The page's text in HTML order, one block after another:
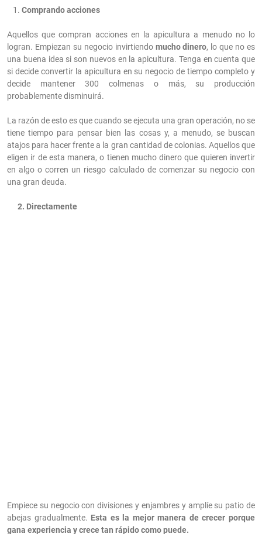
Comprando acciones
Aquellos que compran acciones en la apicultura a menudo no lo
logran. Empiezan su negocio invirtiendo mucho dinero, lo que no es
una buena idea si son nuevos en la apicultura. Tenga en cuenta que
si decide convertir la apicultura en su negocio de tiempo completo y
decide mantener 300 colmenas o más, su producción
probablemente disminuirá.
La razón de esto es que cuando se ejecuta una gran operación, no se
tiene tiempo para pensar bien las cosas y, a menudo, se buscan
atajos para hacer frente a la gran cantidad de colonias. Aquellos que
eligen ir de esta manera, o tienen mucho dinero que quieren invertir
en algo o corren un riesgo calculado de comenzar su negocio con
una gran deuda.
2. Directamente
Empiece su negocio con divisiones y enjambres y amplíe su patio de
abejas gradualmente. Esta es la mejor manera de crecer porque
gana experiencia y crece tan rápido como puede.